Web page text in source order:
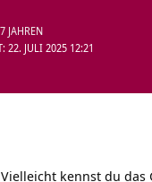
22. JULI 2025 12:21
JAHREN
Vielleicht kennst du das